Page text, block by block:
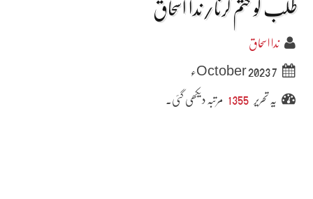
طلب کو ختم کرنا/ندا اسحاق
ندا اسحاق
7 October 2023ء
یہ تحریر 1355 مرتبہ دیکھی گئی۔